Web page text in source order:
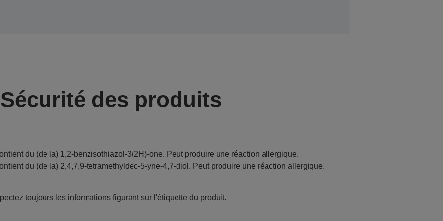
Sécurité des produits
du (de la) 1,2-benzisothiazol-3(2H)-one. Peut produire une réaction allergique.
du (de la) 2,4,7,9-tetramethyldec-5-yne-4,7-diol. Peut produire une réaction allergique.
toujours les informations figurant sur l'étiquette du produit.